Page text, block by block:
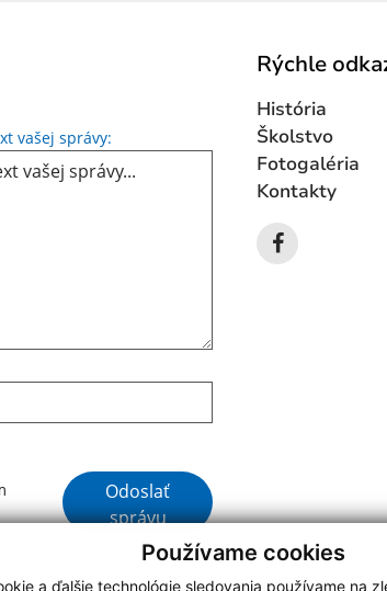
Používame cookies
a ďalšie technológie sledovania používame na
vašej správy: Text vašej správy...
Google reCaptcha Response
Odoslať
správu
Rýchle
História
Školstvo
Fotogaléria
Kontakty